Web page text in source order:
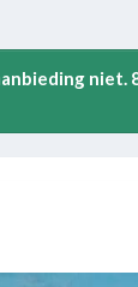
niet.